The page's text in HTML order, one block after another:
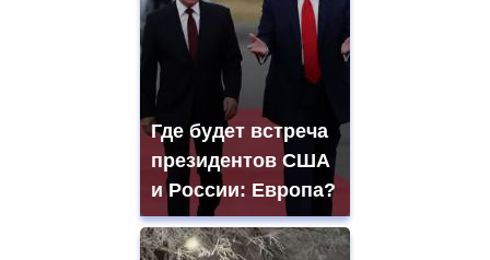
Где будет встреча
президентов США
и России: Европа?